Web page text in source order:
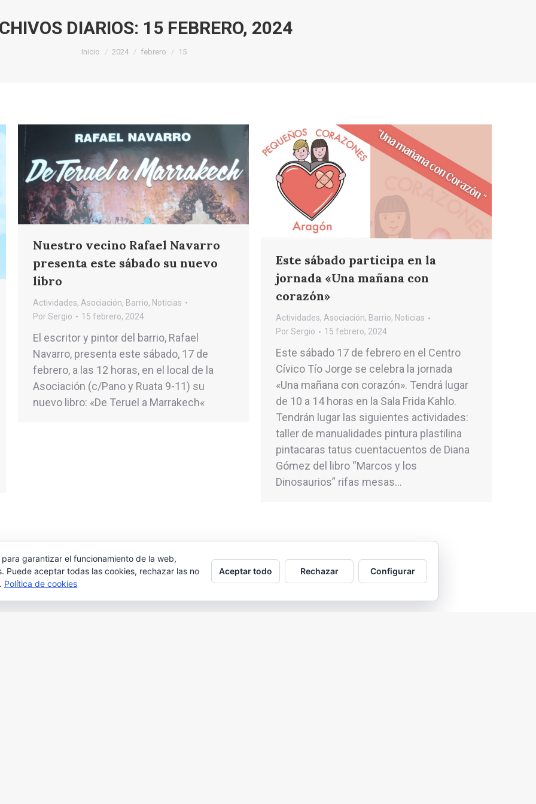
DIARIOS: 15 FEBRERO, 2024
Estás aquí:
Inicio 2024 febrero 15
Nuestro vecino Rafael Navarro
presenta este sábado su nuevo
libro
Actividades, Asociación, Barrio, Noticias
PorSergio 15 febrero, 2024
El escritor y pintor del barrio, Rafael
Navarro, presenta este sábado, 17 de
febrero, a las 12 horas, en el local de la
Asociación (c/Pano y Ruata 9-11) su
nuevo libro: «De Teruel a Marrakech«
Este sábado participa en la
jornada «Una mañana con
corazón»
Actividades, Asociación, Barrio, Noticias
PorSergio 15 febrero, 2024
Este sábado 17 de febrero en el Centro
Cívico Tío Jorge se celebra la jornada
«Una mañana con corazón». Tendrá lugar
de 10 a 14 horas en la Sala Frida Kahlo.
Tendrán lugar las siguientes actividades:
taller de manualidades pintura plastilina
pintacaras tatus cuentacuentos de Diana
Gómez del libro “Marcos y los
Dinosaurios” rifas mesas…
2026 © Asociación Vecinal Tío Jorge - Arrabal |
garantizar el funcionamiento de la web,
Puede aceptar todas las cookies, rechazar las no
Política de cookies
Aceptar todo Rechazar Configurar